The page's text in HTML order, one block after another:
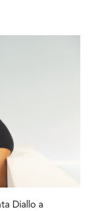
Diallo a